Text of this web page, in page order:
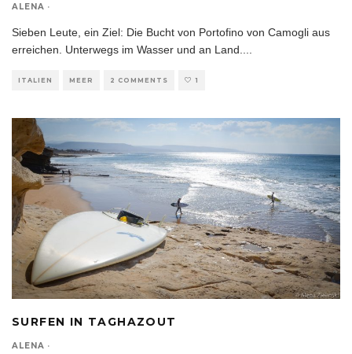
ALENA ·
Sieben Leute, ein Ziel: Die Bucht von Portofino von Camogli aus
erreichen. Unterwegs im Wasser und an Land.
ITALIEN MEER 2 COMMENTS 1
SURFEN IN TAGHAZOUT
ALENA ·